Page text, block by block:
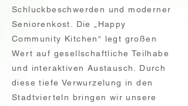
Schluckbeschwerden und moderner
Seniorenkost. Die „Happy
Community Kitchen“ legt großen
Wert auf gesellschaftliche Teilhabe
und interaktiven Austausch. Durch
diese tiefe Verwurzelung in den
Stadtvierteln bringen wir unsere